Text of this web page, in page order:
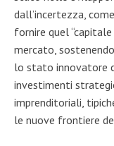
dall’incertezza,
fornire quel
mercato,
lo stato innovatore
investimenti
imprenditoriali,
le nuove frontiere